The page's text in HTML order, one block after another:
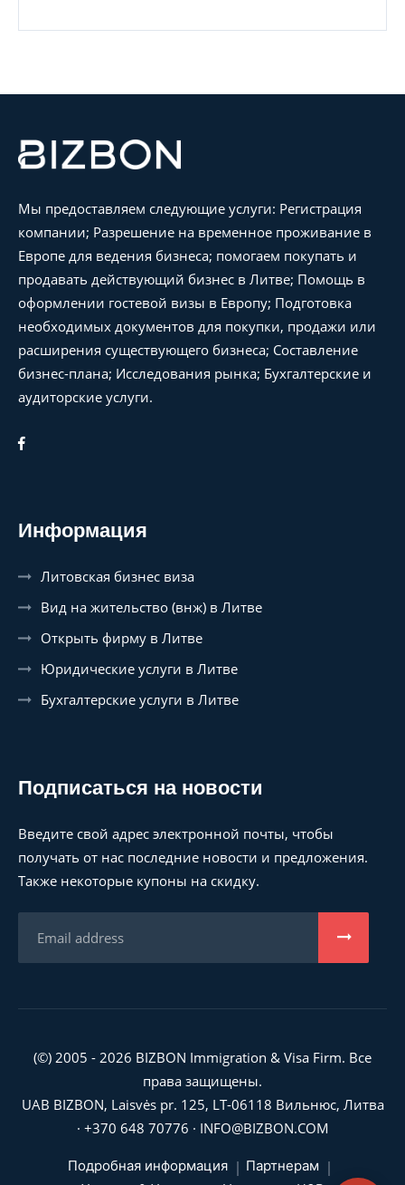
Мы предоставляем следующие услуги: Регистрация
компании; Разрешение на временное проживание в
Европе для ведения бизнеса; помогаем покупать и
продавать действующий бизнес в Литве; Помощь в
оформлении гостевой визы в Европу; Подготовка
необходимых документов для покупки, продажи или
расширения существующего бизнеса; Составление
бизнес-плана; Исследования рынка; Бухгалтерские и
аудиторские услуги.
Информация
Литовская бизнес виза
Вид на жительство (внж) в Литве
Открыть фирму в Литве
Юридические услуги в Литве
Бухгалтерские услуги в Литве
Подписаться на новости
Введите свой адрес электронной почты, чтобы
получать от нас последние новости и предложения.
Также некоторые купоны на скидку.
(©) 2005 - 2026 BIZBON Immigration & Visa Firm. Все
права защищены.
UAB BIZBON, Laisvės pr. 125, LT-06118 Вильнюс, Литва
· +370 648 70776 · INFO@BIZBON.COM
Подробная информация
Партнерам